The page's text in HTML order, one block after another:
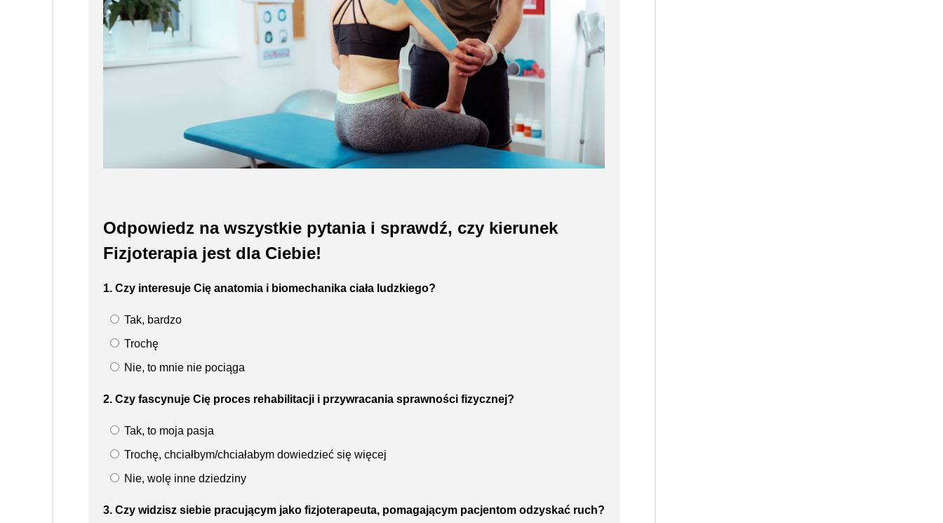
Odpowiedz na wszystkie pytania i sprawdź, czy kierunek
Fizjoterapia jest dla Ciebie!
1. Czy interesuje Cię anatomia i biomechanika ciała ludzkiego?
Tak, bardzo
Trochę
Nie, to mnie nie pociąga
2. Czy fascynuje Cię proces rehabilitacji i przywracania sprawności fizycznej?
Tak, to moja pasja
Trochę, chciałbym/chciałabym dowiedzieć się więcej
Nie, wolę inne dziedziny
3. Czy widzisz siebie pracującym jako fizjoterapeuta, pomagającym pacjentom odzyskać ruch?